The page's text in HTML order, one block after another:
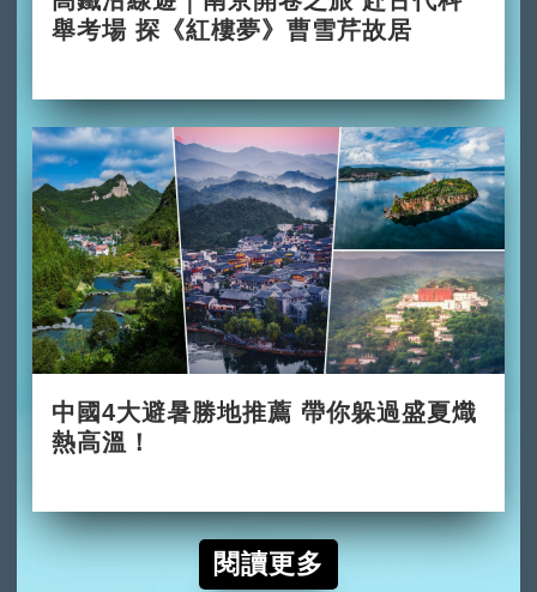
舉考場 探《紅樓夢》曹雪芹故居
中國4大避暑勝地推薦 帶你躲過盛夏熾
熱高溫！
閱讀更多